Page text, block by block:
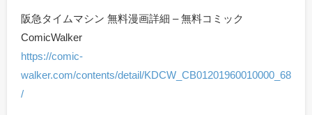
阪急タイムマシン 無料漫画詳細 – 無料コミック
ComicWalker
https://comic-
walker.com/contents/detail/KDCW_CB01201960010000_68
/